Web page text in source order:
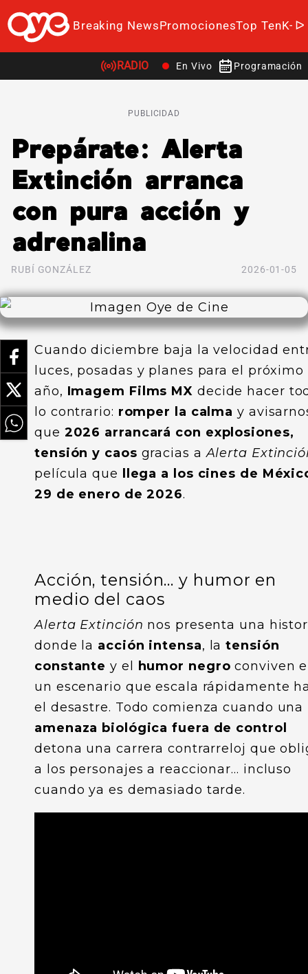
Breaking NewsPromocionesTop TenK-
RADIO En Vivo Programación
PUBLICIDAD
Prepárate: Alerta
Extinción arranca
con pura acción y
adrenalina
RUBÍ GONZÁLEZ 2026-01-05
Cuando diciembre baja la velocidad
luces, posadas y planes para el próximo
año, Imagem Films MX decide hacer
lo contrario: romper la calma y
que 2026 arrancará con explosiones,
tensión y caos gracias aAlerta
película que
llega a los cines de
29 de enero de 2026.
Acción, tensión… y humor en
medio del caos
Alerta Extinción nos presenta una
donde la acción intensa, latensión
constante y el humor negro conviven
un escenario que escala rápidamente
el desastre. Todo comienza cuando una
amenaza biológica fuera de control
detona una carrera contrarreloj que
a los personajes a reaccionar… incluso
cuando ya es demasiado tarde.